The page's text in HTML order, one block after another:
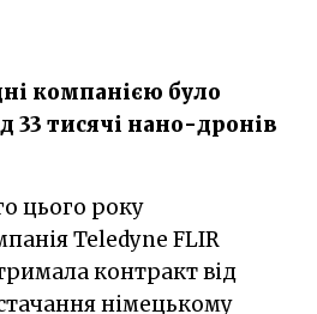
компанією було
33 тисячі нано-дронів
Teledyne FLIR
контракт від
німецькому